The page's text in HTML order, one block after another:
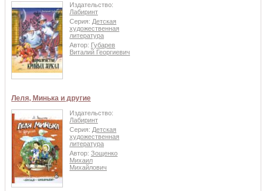
Издательство:
Лабиринт
Серия: Детская
художественная
литература
Автор: Губарев
Виталий Георгиевич
Леля, Минька и другие
Издательство:
Лабиринт
Серия: Детская
художественная
литература
Автор: Зощенко
Михаил
Михайлович